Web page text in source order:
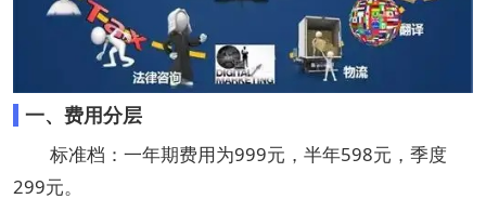
一、费用分层‌
标准档‌：一年期费用为999元，半年598元，季度
299元。